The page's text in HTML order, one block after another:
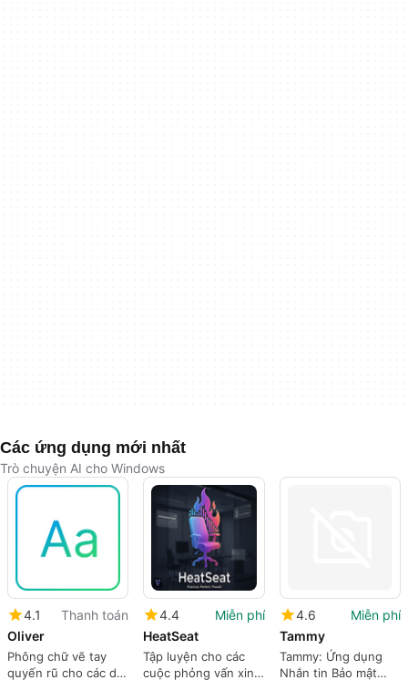
Các ứng dụng mới nhất
Trò chuyện AI cho Windows
4.1
Thanh toán
Oliver
Phông chữ vẽ tay
quyến rũ cho các dự
4.4
Miễn phí
HeatSeat
Tập luyện cho các
cuộc phỏng vấn xin
4.6
Miễn phí
Tammy
Tammy: Ứng dụng
Nhắn tin Bảo mật